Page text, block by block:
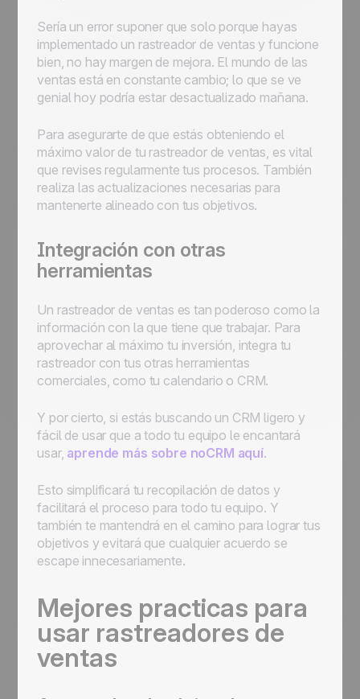
Sería un error suponer que solo porque hayas
implementado un rastreador de ventas y funcione
bien, no hay margen de mejora. El mundo de las
ventas está en constante cambio; lo que se ve
genial hoy podría estar desactualizado mañana.
Para asegurarte de que estás obteniendo el
máximo valor de tu rastreador de ventas, es vital
que revises regularmente tus procesos. También
realiza las actualizaciones necesarias para
mantenerte alineado con tus objetivos.
Integración con otras
herramientas
Un rastreador de ventas es tan poderoso como la
información con la que tiene que trabajar. Para
aprovechar al máximo tu inversión, integra tu
rastreador con tus otras herramientas
comerciales, como tu calendario o CRM.
Y por cierto, si estás buscando un CRM ligero y
fácil de usar que a todo tu equipo le encantará
usar, aprende más sobre noCRM aquí.
Esto simplificará tu recopilación de datos y
facilitará el proceso para todo tu equipo. Y
también te mantendrá en el camino para lograr tus
objetivos y evitará que cualquier acuerdo se
escape innecesariamente.
Mejores practicas para
usar rastreadores de
ventas